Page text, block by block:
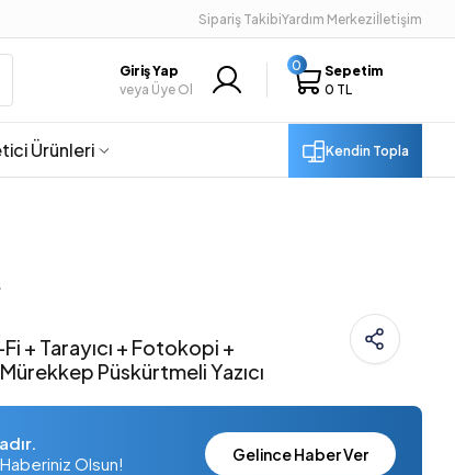
Sipariş TakibiYardım Merkeziİletişim
Giriş Yap
veya Üye Ol
0
Sepetim
0 TL
Ürünleri Kendin Topla
+ Tarayıcı + Fotokopi +
Püskürtmeli Yazıcı
Olsun!
Gelince Haber Ver